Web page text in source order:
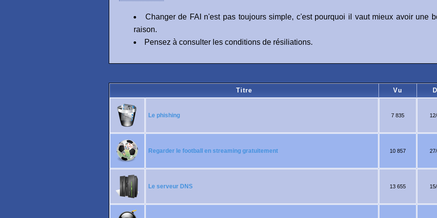
Changer de FAI n'est pas toujours simple, c'est pourquoi il vaut mieux avoir une
raison.
Pensez à consulter les conditions de résiliations.
Titre Vu
Le phishing 7 835
Regarder le football en streaming gratuitement 10 857
Le serveur DNS 13 655